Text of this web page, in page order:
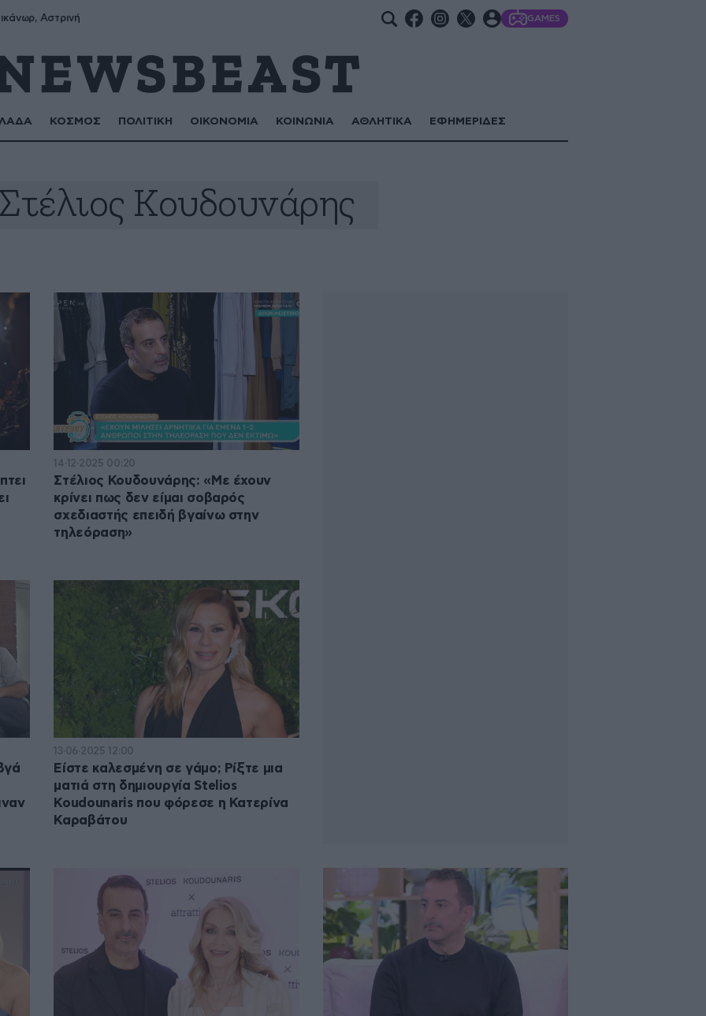
Αστρινή GAMES
ΚΟΣΜΟΣ ΠΟΛΙΤΙΚΗ ΟΙΚΟΝΟΜΙΑ ΚΟΙΝΩΝΙΑ ΑΘΛΗΤΙΚΑ ΕΦΗΜΕΡΙΔΕΣ
Στέλιος Κουδουνάρης
14·12·2025 00:20
Στέλιος Κουδουνάρης: «Με έχουν
κρίνει πως δεν είμαι σοβαρός
σχεδιαστής επειδή βγαίνω στην
τηλεόραση»
13·06·2025 12:00
Είστε καλεσμένη σε γάμο; Ρίξτε μια
ματιά στη δημιουργία Stelios
Koudounaris που φόρεσε η Κατερίνα
Καραβάτου